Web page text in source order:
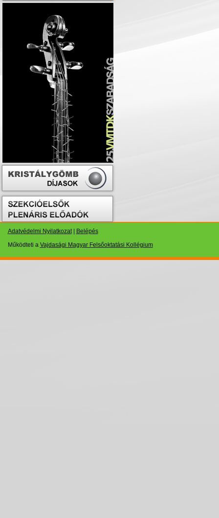
Adatvédelmi Nyilatkozat|
Belépés
Működteti a Vajdasági Magyar Felsőoktatási Kollégium